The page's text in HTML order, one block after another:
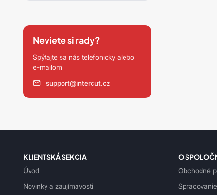
Neviete si rady?
Spýtajte sa nás telefonicky alebo
e-mailom
support@intercut.cz
KLIENTSKÁ SEKCIA
Úvod
Novinky a zaujímavosti
O
Obchodné